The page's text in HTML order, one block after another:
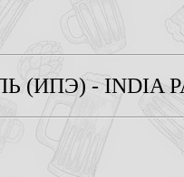
- INDIA